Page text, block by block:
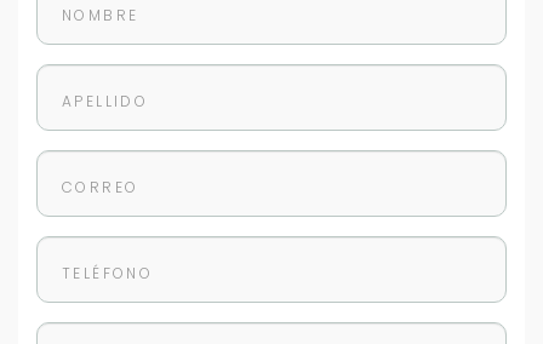
mejor y más rápido
Déjanos tus datos para identificar tu consulta en el
sistema de gestión de clientes.
Tu WhatsApp *